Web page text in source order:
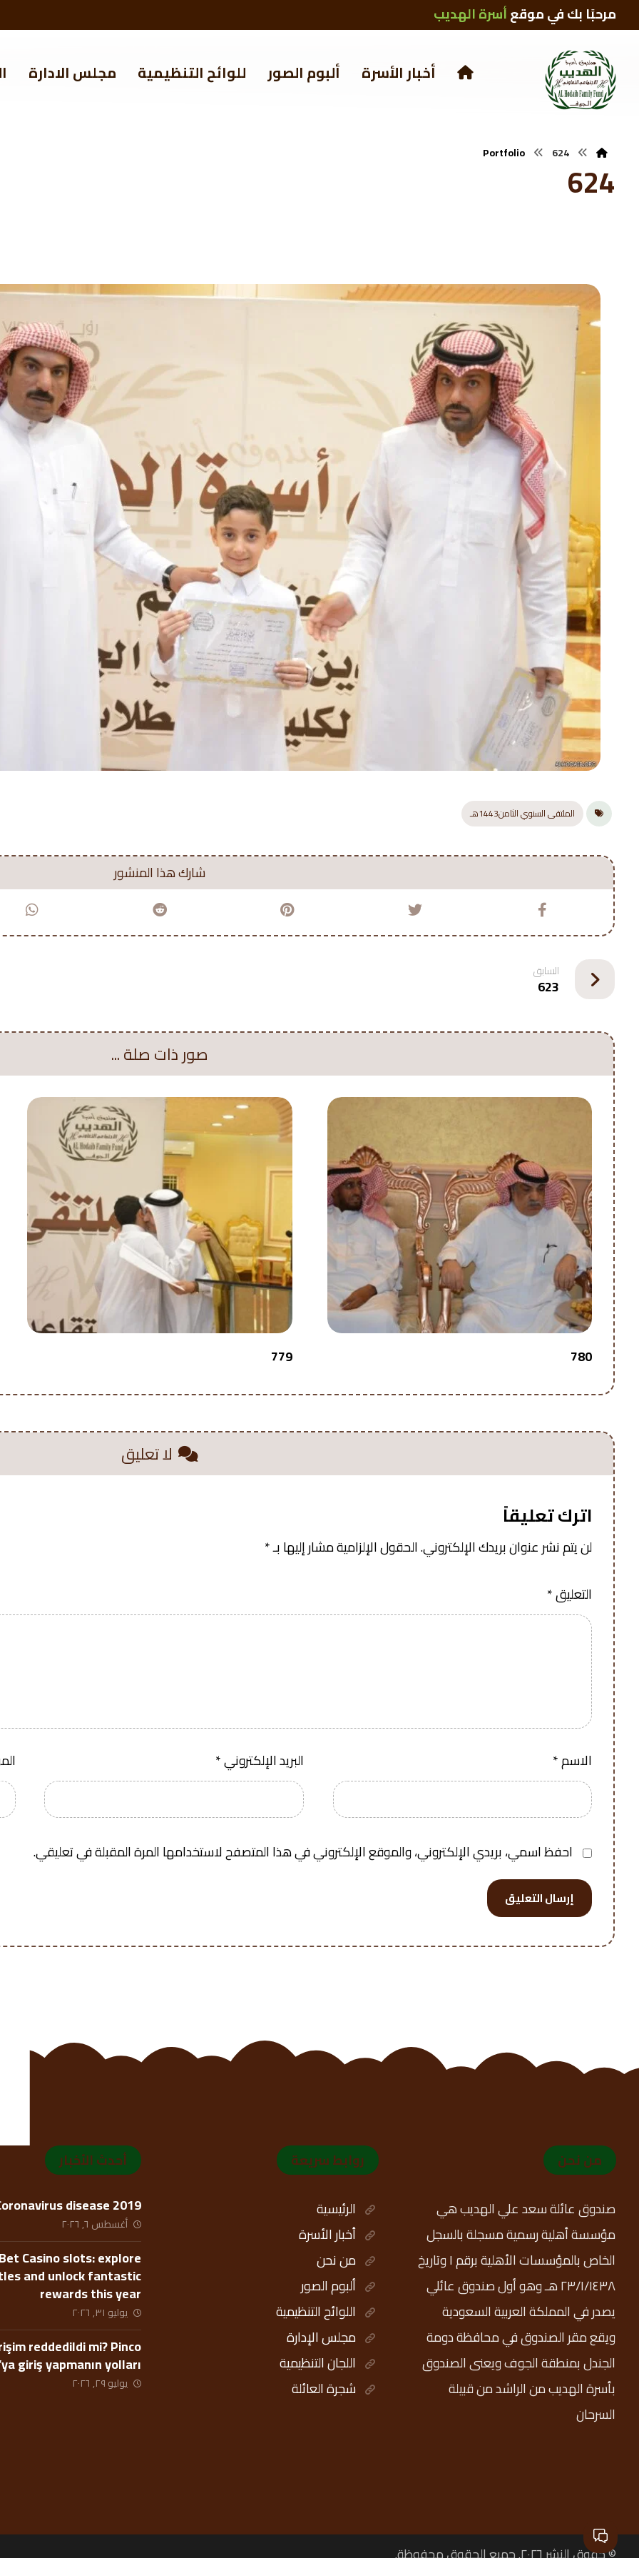
مرحبًا بك في موقعأسرة الهديب
أخبار الأسرة ألبوم الصور للوائح التنظيمية مجلس الادارة
Portfolio 624
624
الملتقى السنوي الثامن1443هـ
السابق
623
صور ذات صلة ...
780
779
لا تعليق
اترك تعليقاً
لن يتم نشر عنوان بريدك الإلكتروني.الحقول الإلزامية مشار إليها بـ*
التعليق*
الاسم* البريد الإلكتروني*
احفظ اسمي، بريدي الإلكتروني، والموقع الإلكتروني في هذا المتصفح لاستخدامها المرة المقبلة في تعليقي.
إرسال التعليق
من نحن
صندوق عائلة سعد علي الهديب هي
مؤسسة أهلية رسمية مسجلة بالسجل
الخاص بالمؤسسات الأهلية برقم ١ وتاريخ
٢٣/١/١٤٣٨ هـ وهو أول صندوق عائلي
يصدر في المملكة العربية السعودية
ويقع مقر الصندوق في محافظة دومة
الجندل بمنطقة الجوف ويعنى الصندوق
بأسرة الهديب من الراشد من قبيلة
السرحان
روابط سريعة
الرئيسية
أخبار الأسرة
من نحن
ألبوم الصور
اللوائح التنظيمية
مجلس الإدارة
اللجان التنظيمية
شجرة العائلة
أحدث الأخبار
disease 2019
أغسطس ٦, ٢٠٢٦
Casino slots: explore
and unlock fantastic
rewards this year
يوليو ٣١, ٢٠٢٦
reddedildi mi? Pinco
giriş yapmanın yolları
يوليو ٢٩, ٢٠٢٦